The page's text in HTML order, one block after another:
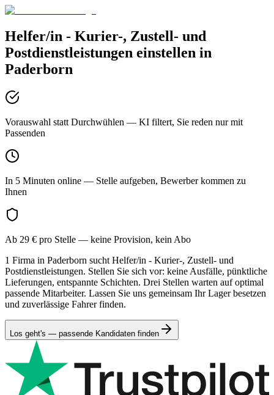
Helfer/in - Kurier-, Zustell- und
Postdienstleistungen einstellen in
Paderborn
Vorauswahl statt Durchwühlen — KI filtert, Sie reden nur mit
Passenden
In 5 Minuten online — Stelle aufgeben, Bewerber kommen zu
Ihnen
Ab 29 € pro Stelle — keine Provision, kein Abo
1 Firma in Paderborn sucht Helfer/in - Kurier-, Zustell- und
Postdienstleistungen. Stellen Sie sich vor: keine Ausfälle, pünktliche
Lieferungen, entspannte Schichten. Drei Stellen warten auf optimal
passende Mitarbeiter. Lassen Sie uns gemeinsam Ihr Lager besetzen
und zuverlässige Fahrer finden.
Los geht's — passende Kandidaten finden